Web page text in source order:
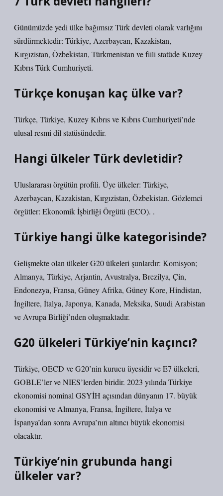
Günümüzde yedi ülke bağımsız Türk devleti olarak varlığını
sürdürmektedir: Türkiye, Azerbaycan, Kazakistan,
Kırgızistan, Özbekistan, Türkmenistan ve fiili statüde Kuzey
Kıbrıs Türk Cumhuriyeti.
Türkçe konuşan kaç ülke var?
Türkçe, Türkiye, Kuzey Kıbrıs ve Kıbrıs Cumhuriyeti’nde
ulusal resmi dil statüsündedir.
Hangi ülkeler Türk devletidir?
Uluslararası örgütün profili. Üye ülkeler: Türkiye,
Azerbaycan, Kazakistan, Kırgızistan, Özbekistan. Gözlemci
örgütler: Ekonomik İşbirliği Örgütü (ECO). .
Türkiye hangi ülke kategorisinde?
Gelişmekte olan ülkeler G20 ülkeleri şunlardır: Komisyon;
Almanya, Türkiye, Arjantin, Avustralya, Brezilya, Çin,
Endonezya, Fransa, Güney Afrika, Güney Kore, Hindistan,
İngiltere, İtalya, Japonya, Kanada, Meksika, Suudi Arabistan
ve Avrupa Birliği’nden oluşmaktadır.
G20 ülkeleri Türkiye’nin kaçıncı?
Türkiye, OECD ve G20’nin kurucu üyesidir ve E7 ülkeleri,
GOBLE’ler ve NIES’lerden biridir. 2023 yılında Türkiye
ekonomisi nominal GSYİH açısından dünyanın 17. büyük
ekonomisi ve Almanya, Fransa, İngiltere, İtalya ve
İspanya’dan sonra Avrupa’nın altıncı büyük ekonomisi
olacaktır.
Türkiye’nin grubunda hangi
ülkeler var?